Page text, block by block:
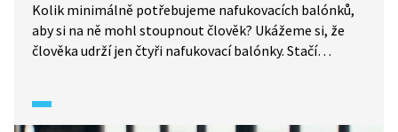
Kolik minimálně potřebujeme nafukovacích balónků,
aby si na ně mohl stoupnout člověk? Ukážeme si, že
člověka udrží jen čtyři nafukovací balónky. Stačí